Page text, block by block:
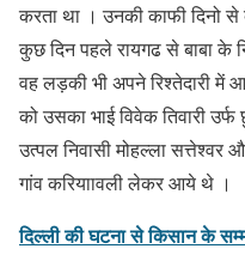
करता था । उनकी काफी दिनो से
कुछ दिन पहले रायगढ से बाबा के
वह लड़की भी अपने रिश्तेदारी में
को उसका भाई विवेक तिवारी
उत्पल निवासी मोहल्ला
गांव करियाावली लेकर आये थे ।
दिल्ली की घटना से किसान के